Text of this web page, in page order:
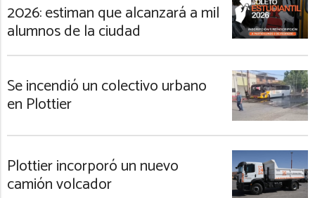
2026: estiman que alcanzará a mil
alumnos de la ciudad
Se incendió un colectivo urbano
en Plottier
Plottier incorporó un nuevo
camión volcador